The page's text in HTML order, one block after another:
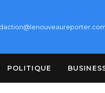
POLITIQUE